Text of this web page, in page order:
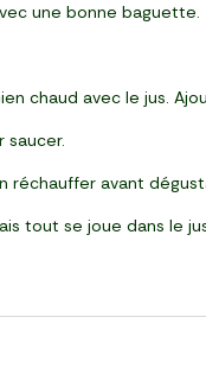
une bonne baguette.
chaud avec le jus.
saucer.
réchauffer avant
tout se joue dans le